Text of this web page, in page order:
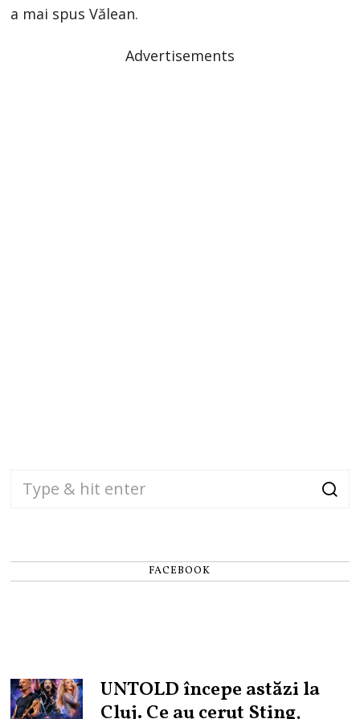
a mai spus Vălean.
Advertisements
FACEBOOK
UNTOLD începe astăzi la
Cluj. Ce au cerut Sting,